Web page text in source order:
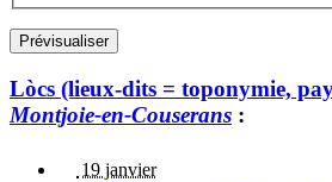
Lòcs (lieux-dits = toponymie,
Montjoie-en-Couserans :
19 janvier